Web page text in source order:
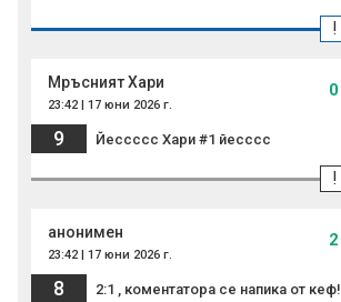
!
Мръсният Хари
23:42 | 17 юни 2026 г.
0
9 Йессссс Хари #1 йесссс
!
анонимен
23:42 | 17 юни 2026 г.
2
8 2:1 , коментатора се напика от кеф!